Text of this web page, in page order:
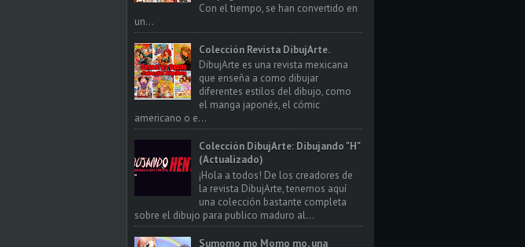
Con el tiempo, se han convertido en
un...
Colección Revista DibujArte.
DibujArte es una revista mexicana
que enseña a como dibujar
diferentes estilos del dibujo, como
el manga japonés, el cómic
americano o e...
Colección DibujArte: Dibujando "H"
(Actualizado)
¡Hola a todos! De los creadores de
la revista DibujArte, tenemos aquí
una colección bastante completa
sobre el dibujo para publico maduro al...
Sumomo mo Momo mo, una